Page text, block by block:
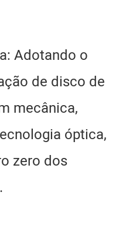
Adotando o
de disco de
mecânica,
óptica,
zero dos